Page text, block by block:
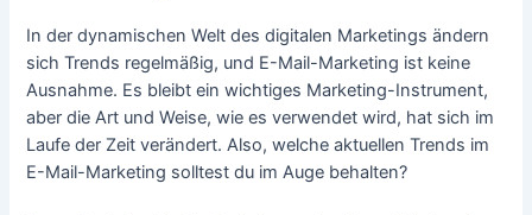
In der dynamischen Welt des digitalen Marketings ändern
sich Trends regelmäßig, und E-Mail-Marketing ist keine
Ausnahme. Es bleibt ein wichtiges Marketing-Instrument,
aber die Art und Weise, wie es verwendet wird, hat sich im
Laufe der Zeit verändert. Also, welche aktuellen Trends im
E-Mail-Marketing solltest du im Auge behalten?